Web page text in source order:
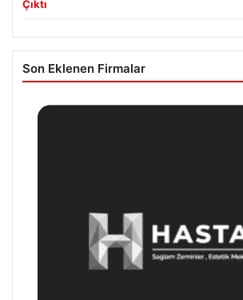
Çıktı
Son Eklenen Firmalar